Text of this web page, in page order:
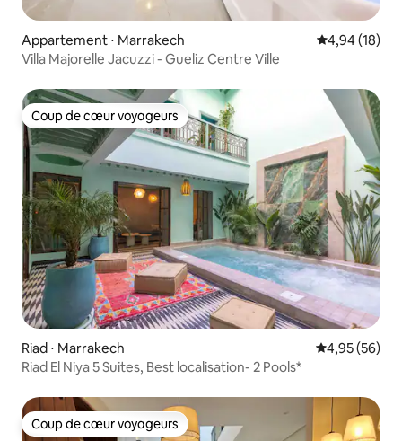
Appartement ⋅ Marrakech Évaluation
4,94 (18)
Villa Majorelle Jacuzzi - Gueliz Centre Ville
Coup de cœur voyageurs
Coup de cœur voyageurs
Riad ⋅ Marrakech Évaluation
4,95 (56)
Riad El Niya 5 Suites, Best localisation- 2 Pools*
Coup de cœur voyageurs
Coup de cœur voyageurs